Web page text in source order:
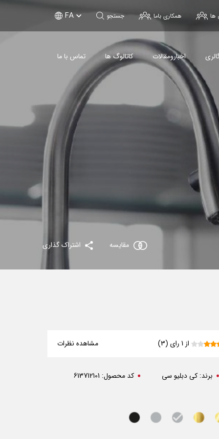
ها همکاری باما جستجو FA
اخبارومقالات کاتالوگ ها تماس با ما
مقایسه اشتراک گذاری
از 1 رای (3) مشاهده نظرات
برند: کی دبلیو سی کد محصول: 613712101